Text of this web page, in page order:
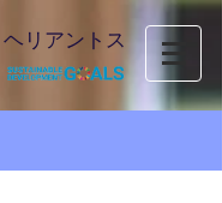
リアントス